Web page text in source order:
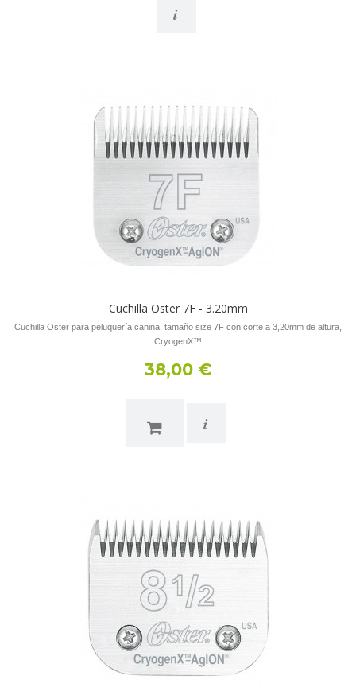
i
Cuchilla Oster 7F - 3.20mm
Cuchilla Oster para peluquería canina, tamaño size 7F con corte a 3,20mm de altura,
CryogenX™
38,00 €
i